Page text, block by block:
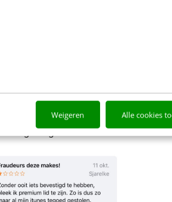
Weigeren Alle cookies
beginnen, valt de tekst over
luisteren’ lijkt een soort ‘logisch’
je nu luisteren, ‘ik wil radio’…
tot gevolg: